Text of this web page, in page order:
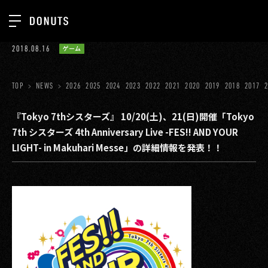
ジョブカン
ゲーム
ミクチャ
医療(CLIUS)
出版メディア
美少女図鑑
イベント
タテドラ
TOP
ABOUT
SERVICES
GROUP
RECRUIT
CONTACT
2018.08.16 ゲーム
TOP NEWS 2026 2025 2024 2023 2022 2021 2020 2019 2018 2017
『Tokyo 7thシスターズ』 10/20(土)、21(日)開催「Tokyo
7th シスターズ 4th Anniversary Live -FES!! AND YOUR
LIGHT- in Makuhari Messe」の詳細情報を発表！！